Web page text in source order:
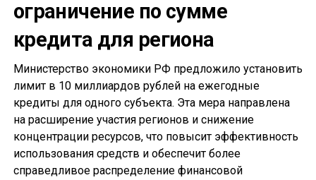
ограничение по сумме
кредита для региона
Министерство экономики РФ предложило установить
лимит в 10 миллиардов рублей на ежегодные
кредиты для одного субъекта. Эта мера направлена
на расширение участия регионов и снижение
концентрации ресурсов, что повысит эффективность
использования средств и обеспечит более
справедливое распределение финансовой